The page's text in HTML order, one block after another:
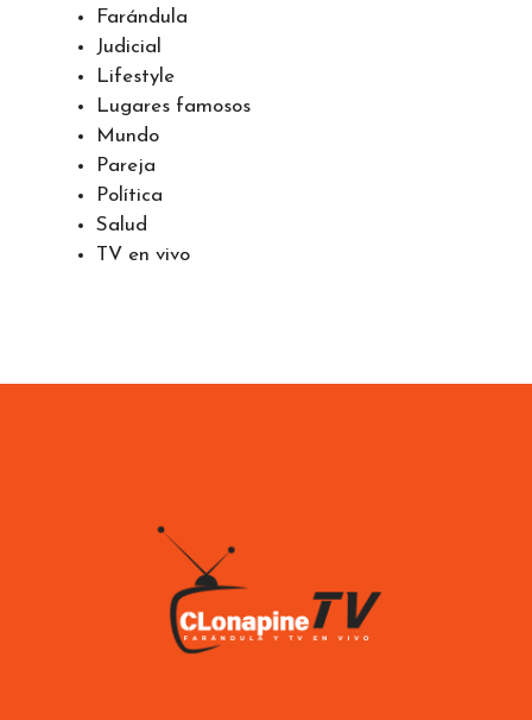
Farándula
Judicial
Lifestyle
Lugares famosos
Mundo
Pareja
Política
Salud
TV en vivo